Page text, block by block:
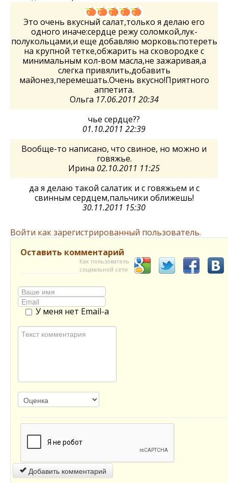
Это очень вкусный салат,только я делаю его
одного иначе:сердце режу соломкой,лук-
полукольцами,и еще добавляю морковь:потереть
на крупной тетке,обжарить на сковородке с
минимальным кол-вом масла,не зажаривая,а
слегка привялить,добавить
майонез,перемешать.Очень вкусно!Приятного
аппетита.
Ольга 17.06.2011 20:34
чье сердце??
01.10.2011 22:39
Вообще-то написано, что свиное, но можно и
говяжье.
Ирина 02.10.2011 11:25
да я делаю такой салатик и с говяжьем и с
свинным сердцем,пальчики оближешь!
30.11.2011 15:30
Войти как зарегистрированный пользователь.
Оставить комментарий
Как пользователь
социальной сети
У меня нет Email-а
Добавить комментарий